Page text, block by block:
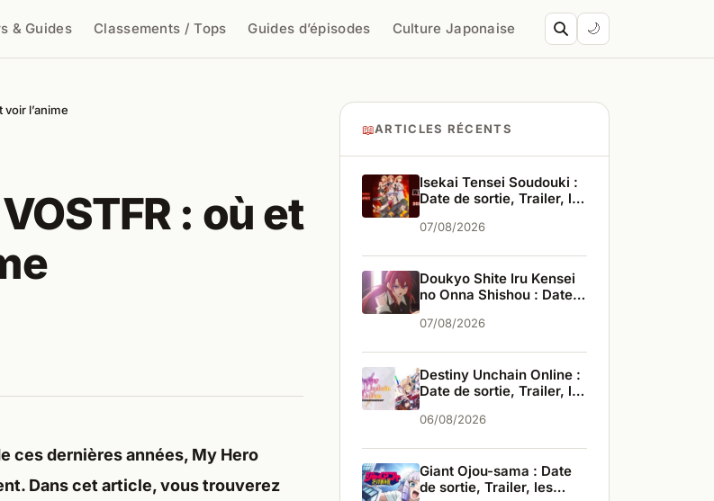
& Guides Classements / Tops Guides d’épisodes Culture Japonaise 🌙
l’anime
: où et
ces dernières années, My Hero
Dans cet article, vous trouverez
📖ARTICLES RÉCENTS
Isekai Tensei Soudouki :
Date de sortie, Trailer, les
07/08/2026
Doukyo Shite Iru Kensei
no Onna Shishou : Date
infos
07/08/2026
Destiny Unchain Online :
Date de sortie, Trailer, les
06/08/2026
Giant Ojou-sama : Date
de sortie, Trailer, les